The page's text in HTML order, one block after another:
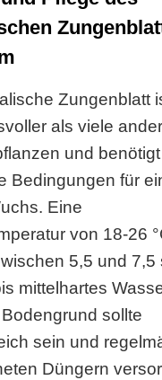
Zungenblatt
als viele
und benötigt
Bedingungen für
Eine
von 18-26
5,5 und 7,5
mittelhartes
sollte
sein und
Düngern